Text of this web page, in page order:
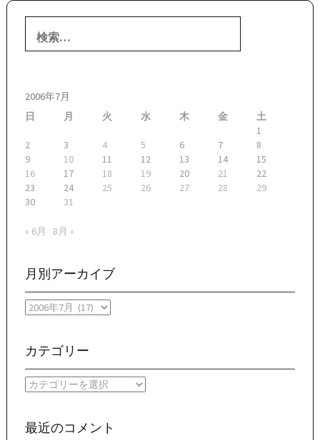
索:
2006年7月
日
月 火 水 木 金
土
1
2
3 4 5 6 7
8
9
10 11 12 13 14
15
16
17 18 19 20 21
22
23
24 25 26 27 28
29
30
31
« 6月 8月 »
月別アーカイブ
月
ー
イ
ブ
カテゴリー
カ
リ
最近のコメント